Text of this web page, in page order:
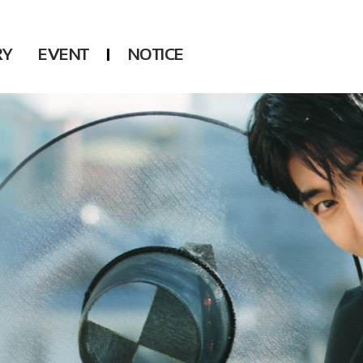
DSP
KARD
AHN YEEUN
YOUNG POSSE
ONEUS
B1A4
ONF
LEE CHAE YEON
USPEER
HUR YOUNG JI
MIRAE
EVENT NOTICE